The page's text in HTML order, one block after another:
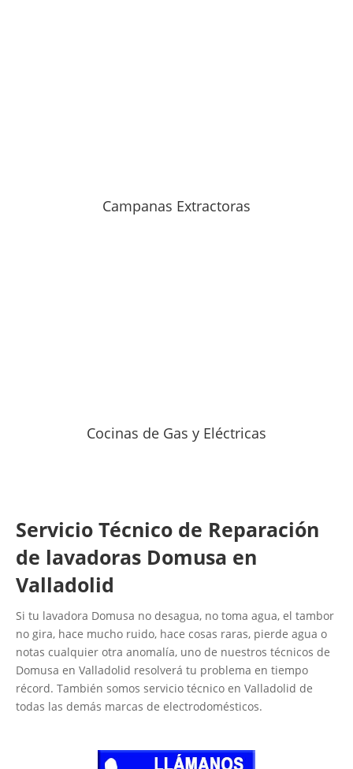
Campanas Extractoras
Cocinas de Gas y Eléctricas
Servicio Técnico de Reparación
de lavadoras Domusa en
Valladolid
Si tu lavadora Domusa no desagua, no toma agua, el tambor
no gira, hace mucho ruido, hace cosas raras, pierde agua o
notas cualquier otra anomalía, uno de nuestros técnicos de
Domusa en Valladolid resolverá tu problema en tiempo
récord. También somos servicio técnico en Valladolid de
todas las demás marcas de electrodomésticos.